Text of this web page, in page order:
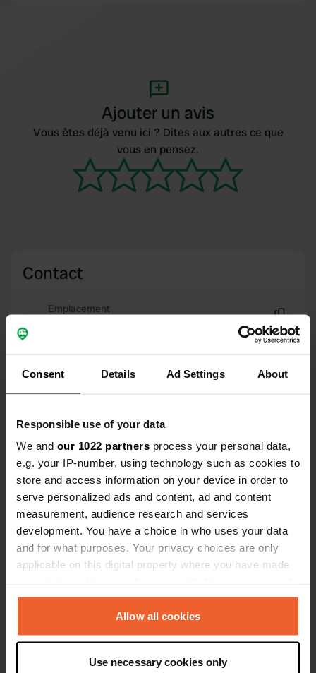
Consent Details Ad Settings About
Responsible use of your data
We and our 1022 partners process your personal data,
e.g. your IP-number, using technology such as cookies to
store and access information on your device in order to
serve personalized ads and content, ad and content
measurement, audience research and services
development. You have a choice in who uses your data
and for what purposes. Your privacy choices are only
applicable on this digital property where you have made
any time from the Cookie Declaration or by clicking on
the Privacy trigger icon.
Collect information about your geographical location
Allow all cookies
Use necessary cookies only
Ajouter un avis
Vous êtes déjà venu ici ? Dites aux autres ce que
vous en pensez.
Contact
Emplacement
Copie
Coordonnées
52° 37' 47" N 10° 31' 56" E
52.6296957 10.5322796
Code du site
110906
Passer àPRO+
pour toutes les coordonnées PRO+
Carte
Afficher sur la carte
Site web
Visitez le site Web
E-mail
Envoyer un e-mail